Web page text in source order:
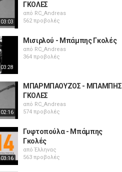
03:03
ΓΚΟΛΕΣ
από RC_Andreas
562 προβολές
03:28
Μισιρλού - Μπάμπης Γκολές
από RC_Andreas
364 προβολές
02:16
ΜΠΑΡΜΠΑΟΥΖΟΣ - ΜΠΑΜΠΗΣ
ΓΚΟΛΕΣ
από RC_Andreas
574 προβολές
03:16
Γυφτοπούλα - Μπάμπης
Γκολές
απόΈλληνας
563 προβολές